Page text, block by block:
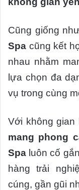
Cũng giống
Spa cũng kết
nhau nhằm
lựa chọn đa
vụ trong cùng
Với không gian
mang phong
Spa luôn cố
hàng trải
cúng, gần gũi